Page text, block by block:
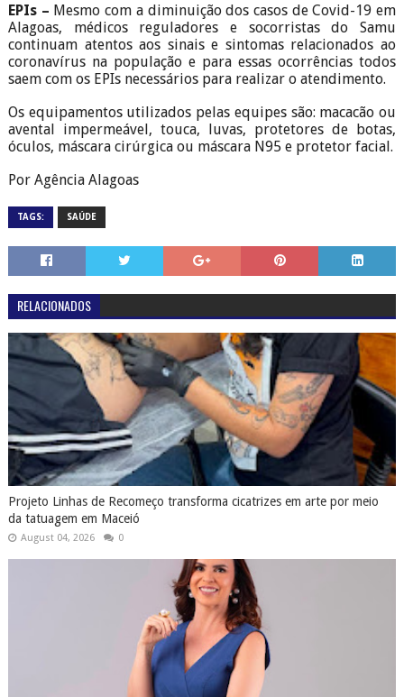
EPIs – Mesmo com a diminuição dos casos de Covid-19 em
Alagoas, médicos reguladores e socorristas do Samu
continuam atentos aos sinais e sintomas relacionados ao
coronavírus na população e para essas ocorrências todos
saem com os EPIs necessários para realizar o atendimento.
Os equipamentos utilizados pelas equipes são: macacão ou
avental impermeável, touca, luvas, protetores de botas,
óculos, máscara cirúrgica ou máscara N95 e protetor facial.
Por Agência Alagoas
TAGS: SAÚDE
RELACIONADOS
Projeto Linhas de Recomeço transforma cicatrizes em arte por meio
da tatuagem em Maceió
August 04, 2026 0